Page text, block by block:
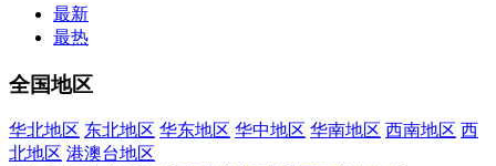
最新
最热
全国地区
华北地区 东北地区 华东地区 华中地区 华南地区 西南地区 西
北地区 港澳台地区